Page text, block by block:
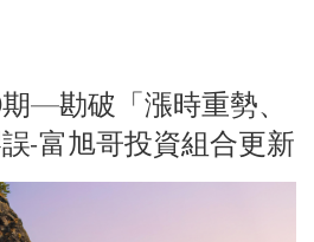
—勘破「漲時重勢、
-富旭哥投資組合更新